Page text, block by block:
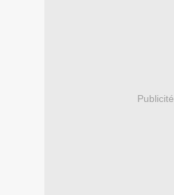
Publicité